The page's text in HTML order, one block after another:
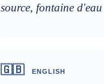
source, fontaine d'eau
🇬🇧 ENGLISH